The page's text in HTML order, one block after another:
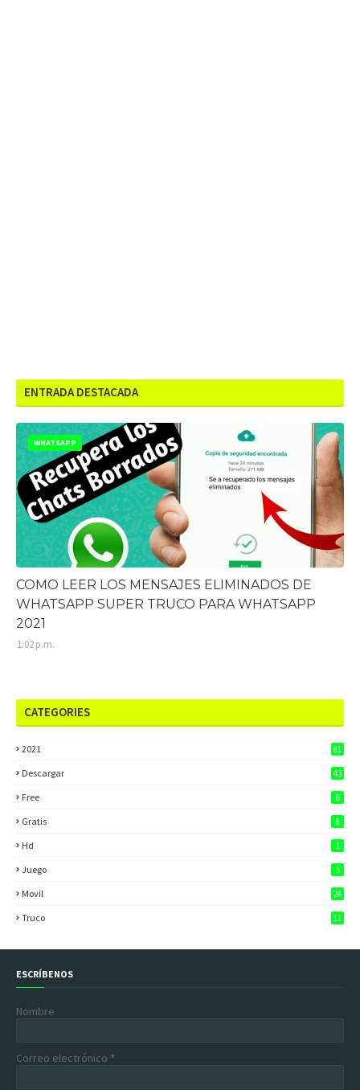
ENTRADA DESTACADA
WHATSAPP
COMO LEER LOS MENSAJES ELIMINADOS DE
WHATSAPP SUPER TRUCO PARA WHATSAPP
2021
1:02 p.m.
CATEGORIES
2021 81
Descargar 43
Free 6
Gratis 8
Hd 1
Juego 5
Movil 24
Truco 11
ESCRÍBENOS
Nombre
Correo electrónico *